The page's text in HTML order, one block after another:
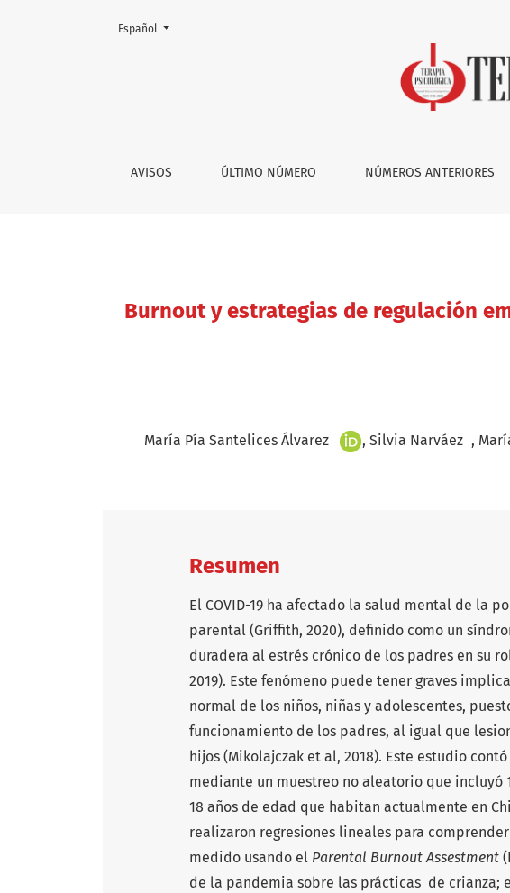
Burnout y estrategias de regulación emocional parental: Un
AVISOS ÚLTIMO NÚMERO NÚMEROS ANTERIORES
Cambiar el idioma. El actual es:
Español
Burnout y estrategias de regulación
María Pía Santelices Álvarez Silvia Narváez
Resumen
El COVID-19 ha afectado la salud mental de la
parental (Griffith, 2020), definido como un
duradera al estrés crónico de los padres en su
2019). Este fenómeno puede tener graves
normal de los niños, niñas y adolescentes,
funcionamiento de los padres, al igual que
hijos (Mikolajczak et al, 2018). Este estudio
mediante un muestreo no aleatorio que incluyó
18 años de edad que habitan actualmente en
realizaron regresiones lineales para
medido usando el Parental Burnout Assestment
de la pandemia sobre las prácticas de crianza;